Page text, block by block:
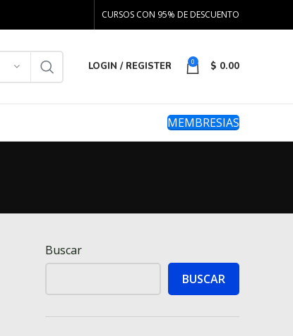
CURSOS CON 95% DE DESCUENTO
LOGIN / REGISTER 0 $ 0.00
MEMBRESIAS
Buscar
BUSCAR